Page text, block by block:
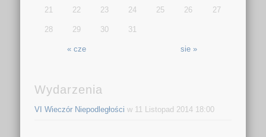
« cze sie »
21 22 23 24 25 26 27
28 29 30 31
Wydarzenia
VI Wieczór Niepodległości w 11 Listopad 2014 18:00